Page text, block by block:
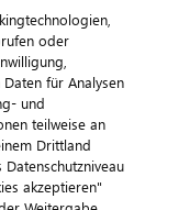
Kontakt
oder
für Analysen
und
teilweise an
Drittland
akzeptieren"